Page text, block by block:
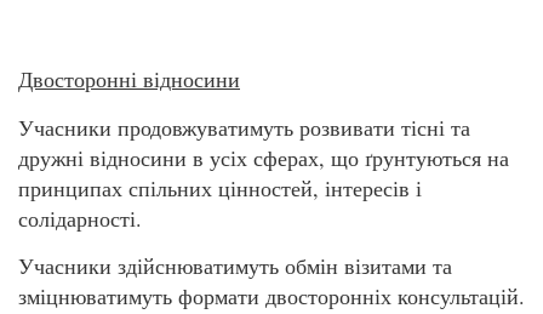
Двосторонні відносини
Учасники продовжуватимуть розвивати тісні та
дружні відносини в усіх сферах, що ґрунтуються на
принципах спільних цінностей, інтересів і
солідарності.
Учасники здійснюватимуть обмін візитами та
зміцнюватимуть формати двосторонніх консультацій.